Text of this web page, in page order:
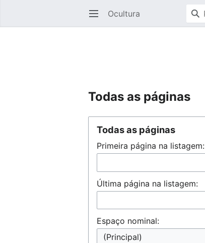
Abrir menu principal Ocultura
Todas as páginas
Todas as páginas
Primeira página na listagem:
Última página na listagem:
Espaço nominal:
(Principal)